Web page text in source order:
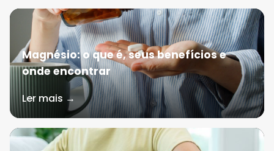
Magnésio: o que é, seus benefícios e
onde encontrar
Ler mais →